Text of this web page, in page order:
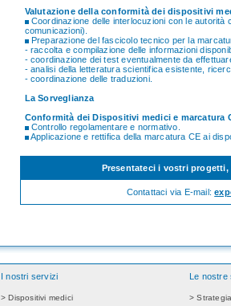
Valutazione della conformità dei dispositivi
Coordinazione delle interlocuzioni con le autorità
comunicazioni).
Preparazione del fascicolo tecnico per la
- raccolta e compilazione delle informazioni
- coordinazione dei test eventualmente da
- analisi della letteratura scientifica esistente,
- coordinazione delle traduzioni.
La Sorveglianza
Conformità dei Dispositivi medici e marcatura
Controllo regolamentare e normativo.
Applicazione e rettifica della marcatura CE ai
Presentateci i vostri
Contattaci via E-mail:
I nostri servizi Le nostre
> Dispositivi medici >